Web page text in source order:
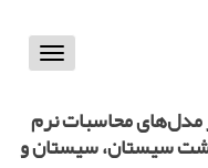
Toggle
مدل‌های محاسبات نرم
سیستان، سیستان و